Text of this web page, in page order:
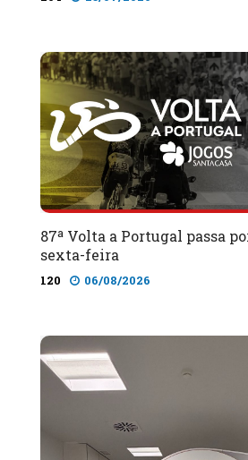
87ª Volta a Portugal passa
sexta-feira
120 06/08/2026